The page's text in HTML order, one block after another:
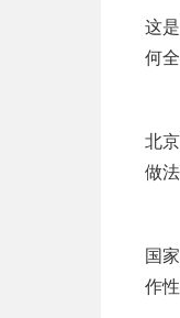
这
何
北
做
国
作